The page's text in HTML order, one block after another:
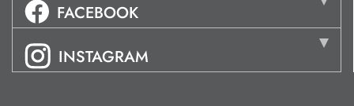
FACEBOOK
INSTAGRAM